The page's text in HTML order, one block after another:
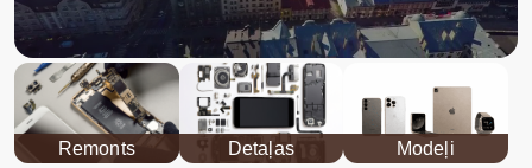
Remonts Detaļas Modeļi